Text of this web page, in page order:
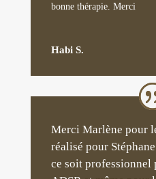
bonne thérapie. Merci
Habi S.
Merci Marlène pour
réalisé pour
ce soit professionnel